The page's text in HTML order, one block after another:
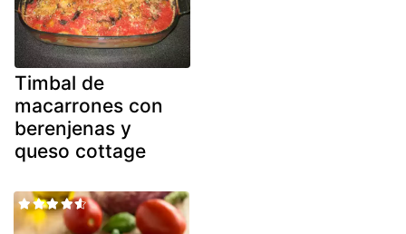
Timbal de
macarrones con
berenjenas y
queso cottage